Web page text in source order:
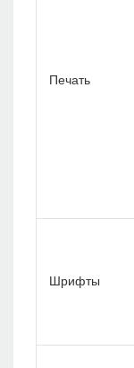
Печать
Шрифты